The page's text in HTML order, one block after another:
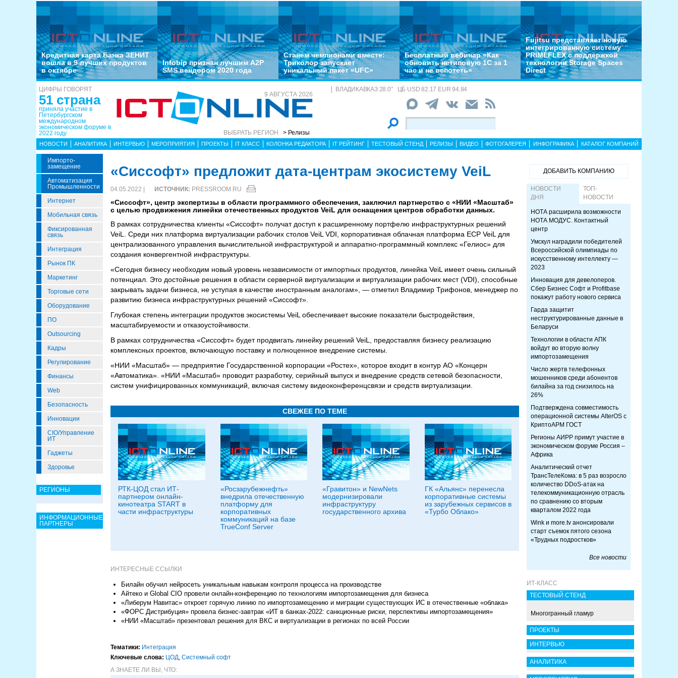
Кредитная карта Банка ЗЕНИТ
вошла в 9 лучших продуктов
в октябре
Infobip признан лучшим A2P
SMS вендором 2020 года
Станем чемпионами вместе:
Триколор запускает
уникальный пакет «UFC»
Бесплатный вебинар «Как
обновить нетиповую 1С за 1
час и не вспотеть»
Fujitsu представляет новую
интегрированную систему
PRIMEFLEX с поддержкой
технологии Storage Spaces
Direct
ЦИФРЫ ГОВОРЯТ
51 страна
приняла участие в
Петербургском
международном
экономическом форуме в
2022 году
9 АВГУСТА 2026
ВЫБРАТЬ РЕГИОН > Релизы
ВЛАДИКАВКАЗ 28.0° ЦБ USD 82.17 EUR 94.84
НОВОСТИ АНАЛИТИКА ИНТЕРВЬЮ МЕРОПРИЯТИЯ ПРОЕКТЫ IT КЛАСС КОЛОНКА РЕДАКТОРА IT РЕЙТИНГ ТЕСТОВЫЙ СТЕНД РЕЛИЗЫ ВИДЕО ФОТОГАЛЕРЕЯ ИНФОГРАФИКА КАТАЛОГ КОМПАНИЙ
Импорто­
Замещение
Автоматизация
Промышленности
Интернет
Мобильная связь
Фиксированная
связь
Интеграция
Рынок ПК
Маркетинг
Торговые сети
Оборудование
ПО
Outsourcing
Кадры
Регулирование
Финансы
Web
Безопасность
Инновации
CIO/Управление
ИТ
Гаджеты
Здоровье
РЕГИОНЫ
ИНФОРМАЦИОННЫЕ
ПАРТНЕРЫ
«Сиссофт» предложит дата-центрам экосистему VeiL
04.05.2022 | ИСТОЧНИК: PRESSROOM.RU
«Сиссофт», центр экспертизы в области программного обеспечения, заключил партнерство с «НИИ «Масштаб»
с целью продвижения линейки отечественных продуктов VeiL для оснащения центров обработки данных.
В рамках сотрудничества клиенты «Сиссофт» получат доступ к расширенному портфелю инфраструктурных решений
VeiL. Среди них платформа виртуализации рабочих столов VeiL VDI, корпоративная облачная платформа ECP VeiL для
централизованного управления вычислительной инфраструктурой и аппаратно-программный комплекс «Гелиос» для
создания конвергентной инфраструктуры.
«Сегодня бизнесу необходим новый уровень независимости от импортных продуктов, линейка VeiL имеет очень сильный
потенциал. Это достойные решения в области серверной виртуализации и виртуализации рабочих мест (VDI), способные
закрывать задачи бизнеса, не уступая в качестве иностранным аналогам», — отметил Владимир Трифонов, менеджер по
развитию бизнеса инфраструктурных решений «Сиссофт».
Глубокая степень интеграции продуктов экосистемы VeiL обеспечивает высокие показатели быстродействия,
масштабируемости и отказоустойчивости.
В рамках сотрудничества «Сиссофт» будет продвигать линейку решений VeiL, предоставляя бизнесу реализацию
комплексных проектов, включающую поставку и полноценное внедрение системы.
«НИИ «Масштаб» — предприятие Государственной корпорации «Ростех», которое входит в контур АО «Концерн
«Автоматика». «НИИ «Масштаб» проводит разработку, серийный выпуск и внедрение средств сетевой безопасности,
систем унифицированных коммуникаций, включая систему видеоконференцсвязи и средств виртуализации.
СВЕЖЕЕ ПО ТЕМЕ
РТК-ЦОД стал ИТ-
партнером онлайн-
кинотеатра START в
части инфраструктуры
«Росзарубежнефть»
внедрила отечественную
платформу для
корпоративных
коммуникаций на базе
TrueConf Server
«Гравитон» и NewNets
модернизировали
инфраструктуру
государственного архива
ГК «Альянс» перенесла
корпоративные системы
из зарубежных сервисов в
«Турбо Облако»
ИНТЕРЕСНЫЕ ССЫЛКИ
Билайн обучил нейросеть уникальным навыкам контроля процесса на производстве
Айтеко и Global CIO провели онлайн-конференцию по технологиям импортозамещения для бизнеса
«Либерум Навитас» откроет горячую линию по импортозамещению и миграции существующих ИС в отечественные «облака»
«ФОРС Дистрибуция» провела бизнес-завтрак «ИТ в банках-2022: санкционные риски, перспективы импортозамещения»
«НИИ «Масштаб» презентовал решения для ВКС и виртуализации в регионах по всей России
Тематики: Интеграция
Ключевые слова: ЦОД, Системный софт
А ЗНАЕТЕ ЛИ ВЫ, ЧТО:
ДОБАВИТЬ КОМПАНИЮ
НОВОСТИ
ДНЯ
ТОП-
НОВОСТИ
НОТА расширила возможности
НОТА МОДУС. Контактный
центр
Умскул наградили победителей
Всероссийской олимпиады по
искусственному интеллекту —
2023
Инновация для девелоперов.
Сбер Бизнес Софт и Profitbase
покажут работу нового сервиса
Гарда защитит
неструктурированные данные в
Беларуси
Технологии в области АПК
войдут во вторую волну
импортозамещения
Число жертв телефонных
мошенников среди абонентов
билайна за год снизилось на
26%
Подтверждена совместимость
операционной системы AlterOS с
КриптоАРМ ГОСТ
Регионы АИРР примут участие в
экономическом форуме Россия –
Африка
Аналитический отчет
ТрансТелеКома: в 5 раз возросло
количество DDoS-атак на
телекоммуникационную отрасль
по сравнению со вторым
кварталом 2022 года
Wink и more.tv анонсировали
старт съемок пятого сезона
«Трудных подростков»
Все новости
ИТ-КЛАСС
ТЕСТОВЫЙ СТЕНД
Многогранный гламур
ПРОЕКТЫ
ИНТЕРВЬЮ
АНАЛИТИКА